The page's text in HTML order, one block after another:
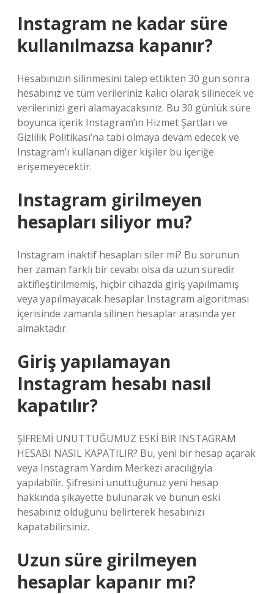
Instagram ne kadar süre
kullanılmazsa kapanır?
Hesabınızın silinmesini talep ettikten 30 gün sonra
hesabınız ve tüm verileriniz kalıcı olarak silinecek ve
verilerinizi geri alamayacaksınız. Bu 30 günlük süre
boyunca içerik Instagram’ın Hizmet Şartları ve
Gizlilik Politikası’na tabi olmaya devam edecek ve
Instagram’ı kullanan diğer kişiler bu içeriğe
erişemeyecektir.
Instagram girilmeyen
hesapları siliyor mu?
Instagram inaktif hesapları siler mi? Bu sorunun
her zaman farklı bir cevabı olsa da uzun süredir
aktifleştirilmemiş, hiçbir cihazda giriş yapılmamış
veya yapılmayacak hesaplar Instagram algoritması
içerisinde zamanla silinen hesaplar arasında yer
almaktadır.
Giriş yapılamayan
Instagram hesabı nasıl
kapatılır?
ŞİFREMİ UNUTTUĞUMUZ ESKİ BİR INSTAGRAM
HESABI NASIL KAPATILIR? Bu, yeni bir hesap açarak
veya Instagram Yardım Merkezi aracılığıyla
yapılabilir. Şifresini unuttuğunuz yeni hesap
hakkında şikayette bulunarak ve bunun eski
hesabınız olduğunu belirterek hesabınızı
kapatabilirsiniz.
Uzun süre girilmeyen
hesaplar kapanır mı?